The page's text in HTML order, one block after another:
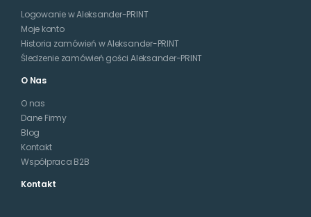
Logowanie w Aleksander-PRINT
Moje konto
Historia zamówień w Aleksander-PRINT
Śledzenie zamówień gości Aleksander-PRINT
O Nas
O nas
Dane Firmy
Blog
Kontakt
Współpraca B2B
Kontakt